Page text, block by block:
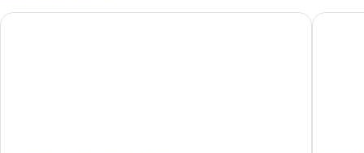
Corinthia St George's Bay Hilton